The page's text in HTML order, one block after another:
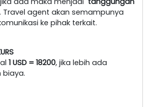
. Travel agent akan semampunya
ke pihak terkait.
1 USD = 18200, jika lebih ada
biaya.